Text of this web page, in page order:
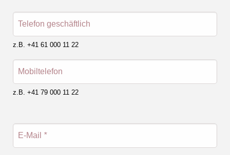
Telefon geschäftlich
z.B. +41 61 000 11 22
Mobiltelefon
z.B. +41 79 000 11 22
E-Mail *